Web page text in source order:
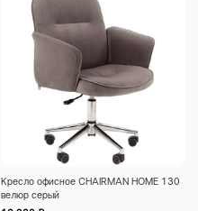
Кресло офисное CHAIRMAN HOME 130
велюр серый